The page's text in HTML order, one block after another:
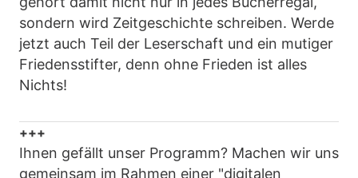
sondern wird Zeitgeschichte schreiben. Werde
jetzt auch Teil der Leserschaft und ein mutiger
Friedensstifter, denn ohne Frieden ist alles
Nichts!
+++
Ihnen gefällt unser Programm? Machen wir uns
gemeinsam im Rahmen einer "digitalen